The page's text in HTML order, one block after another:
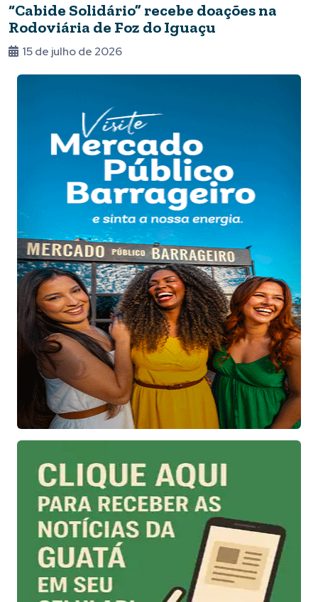
“Cabide Solidário” recebe doações na
Rodoviária de Foz do Iguaçu
15 de julho de 2026